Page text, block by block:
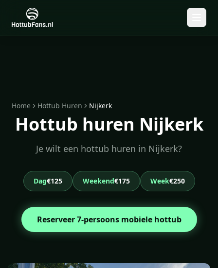
Home Hottub Huren Nijkerk
Hottub huren Nijkerk
Je wilt een hottub huren in Nijkerk?
Dag€125 Weekend€175 Week€250
Reserveer 7-persoons mobiele hottub